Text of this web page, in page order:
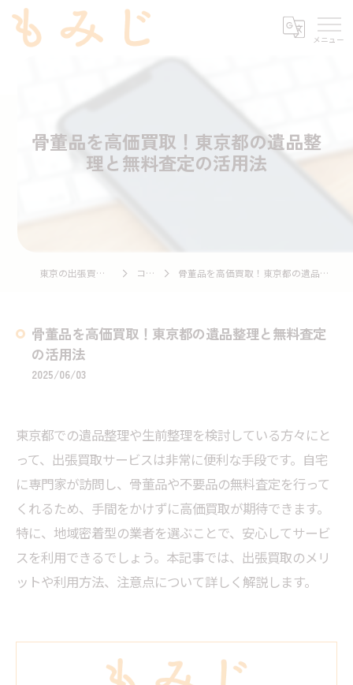
骨董品を高価買取！東京都の遺品整
理と無料査定の活用法
東京の出張買取ならもみじ コラム 骨董品を高価買取！東京都の遺品整理と無料査定の活用法
骨董品を高価買取！東京都の遺品整理と無料査定
の活用法
2025/06/03
東京都での遺品整理や生前整理を検討している方々にと
って、出張買取サービスは非常に便利な手段です。自宅
に専門家が訪問し、骨董品や不要品の無料査定を行って
くれるため、手間をかけずに高価買取が期待できます。
特に、地域密着型の業者を選ぶことで、安心してサービ
スを利用できるでしょう。本記事では、出張買取のメリ
ットや利用方法、注意点について詳しく解説します。